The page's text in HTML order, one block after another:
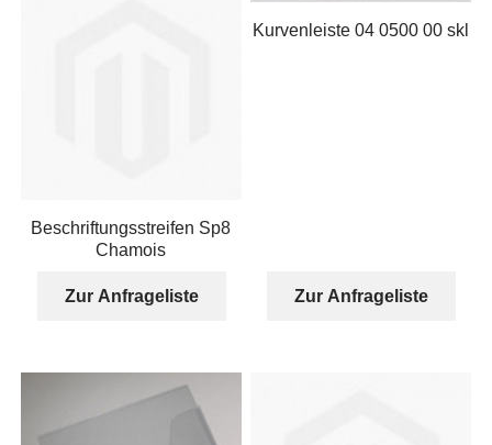
Beschriftungsstreifen Sp8
Chamois
Zur Anfrageliste
Kurvenleiste 04 0500 00 skl
Zur Anfrageliste